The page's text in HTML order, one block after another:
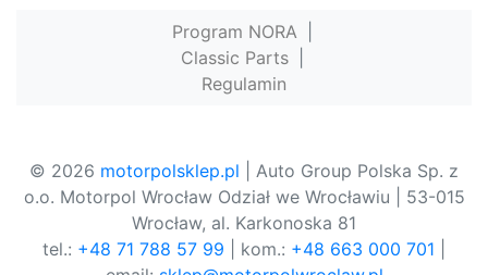
Program NORA
Classic Parts
Regulamin
© 2026 motorpolsklep.pl | Auto Group Polska Sp. z
o.o. Motorpol Wrocław Odział we Wrocławiu | 53-015
Wrocław, al. Karkonoska 81
tel.: +48 71 788 57 99 | kom.: +48 663 000 701